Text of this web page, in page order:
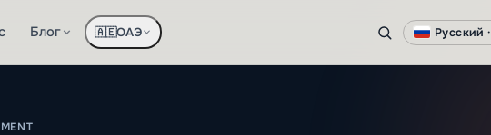
Блог 🇦🇪ОАЭ Русский ·